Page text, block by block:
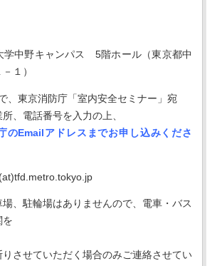
野キャンパス 5階ホール（東京都中
１）
東京消防庁「室内安全セミナー」宛
、電話番号を入力の上、
のEmailアドレスまでお申し込みくださ
場、駐輪場はありませんので、電車・バス
を
させていただく場合のみご連絡させてい